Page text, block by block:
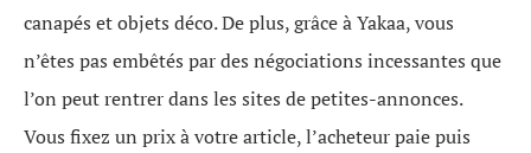
canapés et objets déco. De plus, grâce à Yakaa, vous
n’êtes pas embêtés par des négociations incessantes que
l’on peut rentrer dans les sites de petites-annonces.
Vous fixez un prix à votre article, l’acheteur paie puis